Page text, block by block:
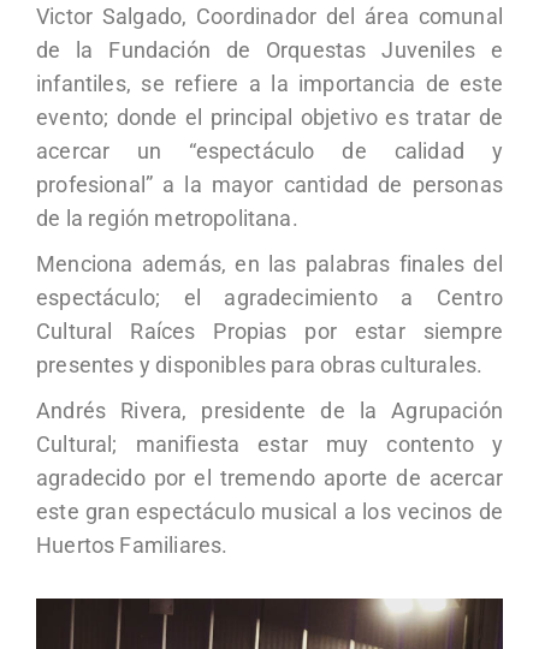
Victor Salgado, Coordinador del área comunal
de la Fundación de Orquestas Juveniles e
infantiles, se refiere a la importancia de este
evento; donde el principal objetivo es tratar de
acercar un “espectáculo de calidad y
profesional” a la mayor cantidad de personas
de la región metropolitana.
Menciona además, en las palabras finales del
espectáculo; el agradecimiento a Centro
Cultural Raíces Propias por estar siempre
presentes y disponibles para obras culturales.
Andrés Rivera, presidente de la Agrupación
Cultural; manifiesta estar muy contento y
agradecido por el tremendo aporte de acercar
este gran espectáculo musical a los vecinos de
Huertos Familiares.